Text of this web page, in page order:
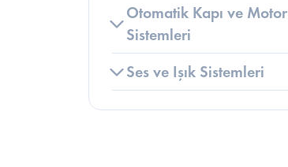
Otomatik Kapı ve Motor
Sistemleri
Ses ve Işık Sistemleri